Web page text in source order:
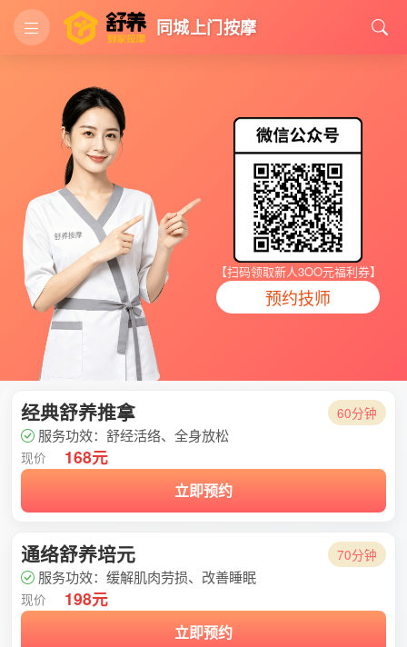
同城上门按摩
【扫码领取新人3OO元福利券】
预约技师
经典舒养推拿 60分钟
服务功效：舒经活络、全身放松
现价 168元
立即预约
通络舒养培元 70分钟
服务功效：缓解肌肉劳损、改善睡眠
现价 198元
立即预约